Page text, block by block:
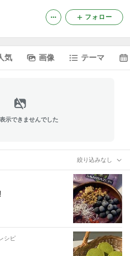
フォロー
気 画像 テーマ
示できませんでした
絞り込みなし
シピ